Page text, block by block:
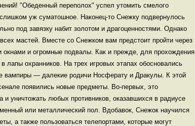
"Обеденный переполох" успел утомить смелого
уж суматошное. Наконец-то Снежку подвернулось
под завязку набит золотом и драгоценностями. Однако
мастей. Вместе со Снежком вам предстоит пройти через
и огромные подвалы. Как и прежде, для прохождения
лапы охранников. На трех игровых этапах обосновались
вампиры — далекие родичи Носферату и Дракулы. К этой
появились новые предметы. Во-первых, это
и уничтожать любых противников, оказавшихся в радиусе
или металлический пол. Вдобавок, Снежок научился
а также пользоваться телепортами, которые могут